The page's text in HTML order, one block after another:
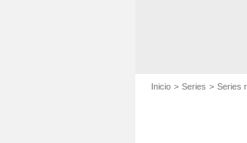
Inicio Series Series